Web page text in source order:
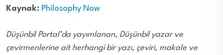
Kaynak: Philosophy Now
Düşünbil Portal’da yayımlanan, Düşünbil yazar ve
çevirmenlerine ait herhangi bir yazı, çeviri, makale ve